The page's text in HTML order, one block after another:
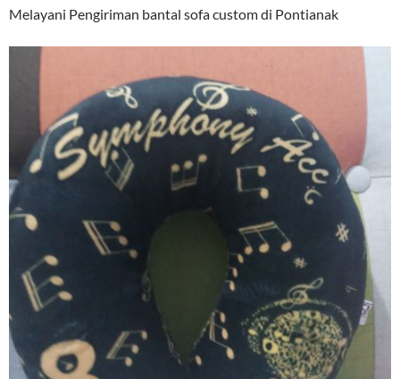
Melayani Pengiriman bantal sofa custom di Pontianak